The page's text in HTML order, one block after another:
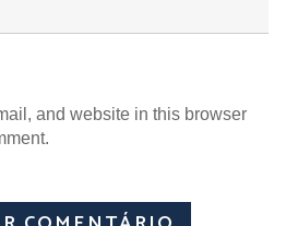
and website in this browser